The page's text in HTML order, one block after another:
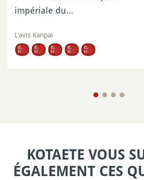
impériale du…
L'avis Kanpai
KOTAETE VOUS
ÉGALEMENT CES